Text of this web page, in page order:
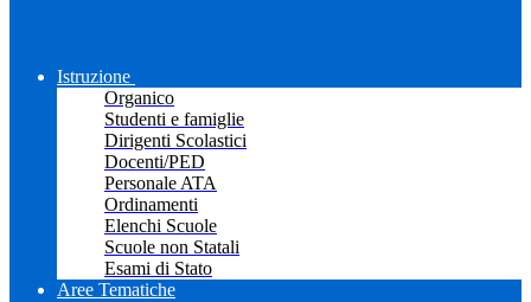
Istruzione
Organico
Studenti e famiglie
Dirigenti Scolastici
Docenti/PED
Personale ATA
Ordinamenti
Elenchi Scuole
Scuole non Statali
Esami di Stato
Aree Tematiche